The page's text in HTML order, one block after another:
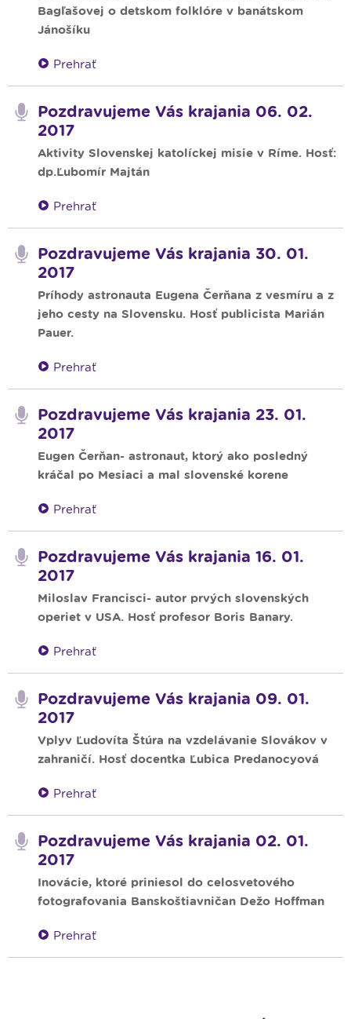
Bagľašovej o detskom folklóre v banátskom
Jánošíku
Prehrať
Pozdravujeme Vás krajania 06. 02.
2017
Aktivity Slovenskej katolíckej misie v Ríme. Hosť:
dp.Ľubomír Majtán
Prehrať
Pozdravujeme Vás krajania 30. 01.
2017
Príhody astronauta Eugena Čerňana z vesmíru a z
jeho cesty na Slovensku. Hosť publicista Marián
Pauer.
Prehrať
Pozdravujeme Vás krajania 23. 01.
2017
Eugen Čerňan- astronaut, ktorý ako posledný
kráčal po Mesiaci a mal slovenské korene
Prehrať
Pozdravujeme Vás krajania 16. 01.
2017
Miloslav Francisci- autor prvých slovenských
operiet v USA. Hosť profesor Boris Banary.
Prehrať
Pozdravujeme Vás krajania 09. 01.
2017
Vplyv Ľudovíta Štúra na vzdelávanie Slovákov v
zahraničí. Hosť docentka Ľubica Predanocyová
Prehrať
Pozdravujeme Vás krajania 02. 01.
2017
Inovácie, ktoré priniesol do celosvetového
fotografovania Banskoštiavničan Dežo Hoffman
Prehrať